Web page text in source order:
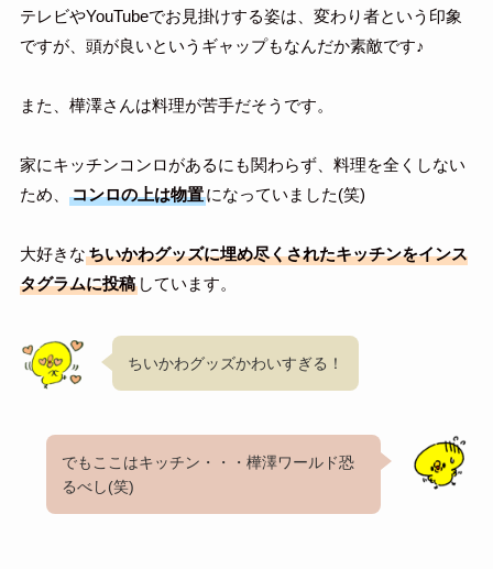
テレビやYouTubeでお見掛けする姿は、変わり者という印象
ですが、頭が良いというギャップもなんだか素敵です♪
また、樺澤さんは料理が苦手だそうです。
家にキッチンコンロがあるにも関わらず、料理を全くしない
ため、
コンロの上は物置になっていました(笑)
大好きなちいかわグッズに埋め尽くされたキッチンをインス
タグラムに投稿しています。
ちいかわグッズかわいすぎる！
でもここはキッチン・・・樺澤ワールド恐
るべし(笑)